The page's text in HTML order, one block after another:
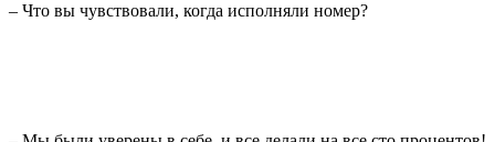
– Что вы чувствовали, когда исполняли номер?